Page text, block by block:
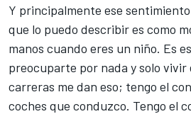
Y principalmente ese
que lo puedo describir es como
manos cuando eres un niño. Es
preocuparte por nada y solo vivir
carreras me dan eso; tengo el
coches que conduzco. Tengo el